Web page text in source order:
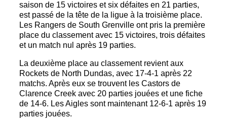
saison de 15 victoires et six défaites en 21 parties,
est passé de la tête de la ligue à la troisième place.
Les Rangers de South Grenville ont pris la première
place du classement avec 15 victoires, trois défaites
et un match nul après 19 parties.
La deuxième place au classement revient aux
Rockets de North Dundas, avec 17-4-1 après 22
matchs. Après eux se trouvent les Castors de
Clarence Creek avec 20 parties jouées et une fiche
de 14-6. Les Aigles sont maintenant 12-6-1 après 19
parties jouées.